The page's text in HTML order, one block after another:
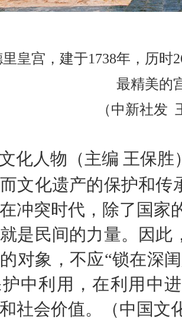
皇宫，建于1738年，历
最精美的
（中新社发
化人物（主编 王保胜
文化遗产的保护和传
冲突时代，除了国家
是民间的力量。因此
对象，不应“锁在深
中利用，在利用中
社会价值。（中国文